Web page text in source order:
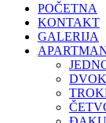
POČETNA
KONTAKT
GALERIJA